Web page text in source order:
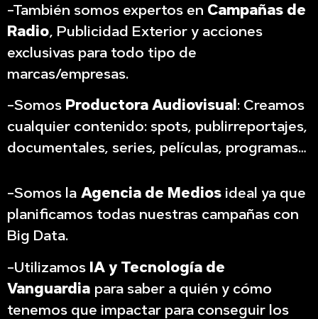
-También somos expertos en Campañas de
Radio, Publicidad Exterior y acciones
exclusivas para todo tipo de
marcas/empresas.
-Somos Productora Audiovisual : Creamos
cualquier contenido: spots, publirreportajes,
documentales, series, películas, programas…
-Somos la Agencia de Medios ideal ya que
planificamos todas nuestras campañas con
Big Data.
-Utilizamos IA y Tecnología de
Vanguardia para saber a quién y cómo
tenemos que impactar para conseguir los